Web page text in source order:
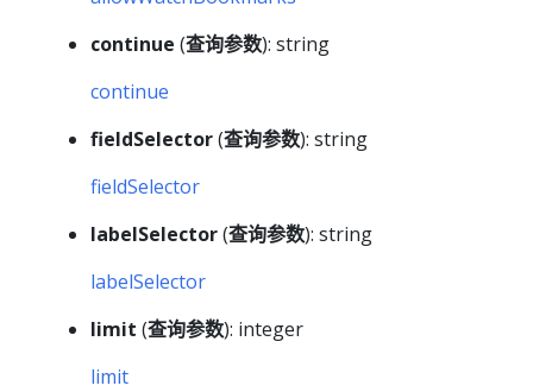
continue (查询参数): string
continue
fieldSelector(查询参数): string
fieldSelector
labelSelector(查询参数): string
labelSelector
limit (查询参数): integer
limit